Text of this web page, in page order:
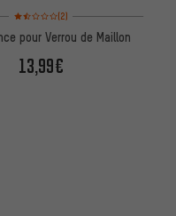
Note moyenne : 1,5 sur 5 d'après 2 avis
(2)
pour Verrou de Maillon
13,99€